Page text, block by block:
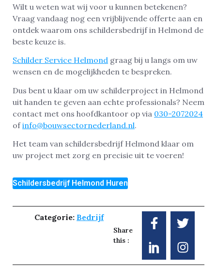
Wilt u weten wat wij voor u kunnen betekenen?
Vraag vandaag nog een vrijblijvende offerte aan en
ontdek waarom ons schildersbedrijf in Helmond de
beste keuze is.
Schilder Service Helmond graag bij u langs om uw
wensen en de mogelijkheden te bespreken.
Dus bent u klaar om uw schilderproject in Helmond
uit handen te geven aan echte professionals? Neem
contact met ons hoofdkantoor op via 030-2072024
ofinfo@bouwsectornederland.nl.
Het team van schildersbedrijf Helmond klaar om
uw project met zorg en precisie uit te voeren!
Schildersbedrijf Helmond Huren
Categorie: Bedrijf
Share
this :